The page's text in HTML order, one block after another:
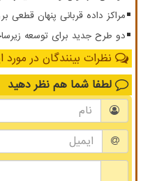
مراکز داده قربانی پنهان قطعی
دو طرح جدید برای توسعه
نظرات بینندگان در
لطفا شما هم نظر دهید